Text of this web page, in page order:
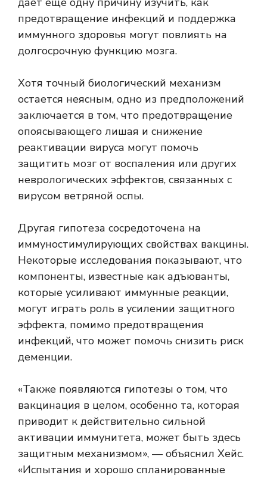
предотвращение инфекций и поддержка
иммунного здоровья могут повлиять на
долгосрочную функцию мозга.
Хотя точный биологический механизм
остается неясным, одно из предположений
заключается в том, что предотвращение
опоясывающего лишая и снижение
реактивации вируса могут помочь
защитить мозг от воспаления или других
неврологических эффектов, связанных с
вирусом ветряной оспы.
Другая гипотеза сосредоточена на
иммуностимулирующих свойствах вакцины.
Некоторые исследования показывают, что
компоненты, известные как адъюванты,
которые усиливают иммунные реакции,
могут играть роль в усилении защитного
эффекта, помимо предотвращения
инфекций, что может помочь снизить риск
деменции.
«Также появляются гипотезы о том, что
вакцинация в целом, особенно та, которая
приводит к действительно сильной
активации иммунитета, может быть здесь
защитным механизмом», — объяснил Хейс.
«Испытания и хорошо спланированные